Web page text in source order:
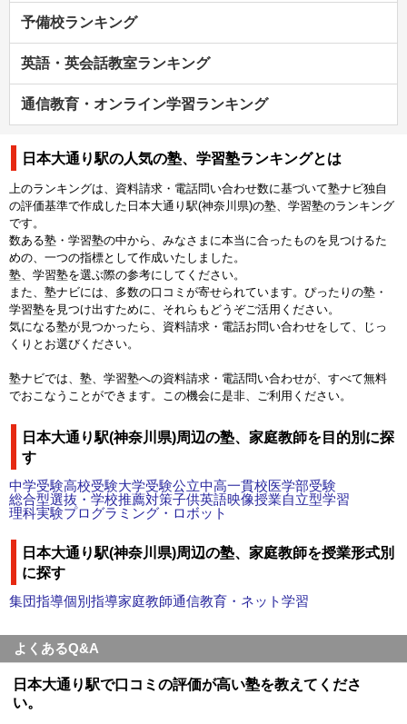
予備校ランキング
英語・英会話教室ランキング
通信教育・オンライン学習ランキング
日本大通り駅の人気の塾、学習塾ランキングとは
上のランキングは、資料請求・電話問い合わせ数に基づいて塾ナビ独自
の評価基準で作成した日本大通り駅(神奈川県)の塾、学習塾のランキング
です。
数ある塾・学習塾の中から、みなさまに本当に合ったものを見つけるた
めの、一つの指標として作成いたしました。
塾、学習塾を選ぶ際の参考にしてください。
また、塾ナビには、多数の口コミが寄せられています。ぴったりの塾・
学習塾を見つけ出すために、それらもどうぞご活用ください。
気になる塾が見つかったら、資料請求・電話お問い合わせをして、じっ
くりとお選びください。
塾ナビでは、塾、学習塾への資料請求・電話問い合わせが、すべて無料
でおこなうことができます。この機会に是非、ご利用ください。
日本大通り駅(神奈川県)周辺の塾、家庭教師を目的別に探
す
中学受験高校受験大学受験公立中高一貫校医学部受験
総合型選抜・学校推薦対策子供英語映像授業自立型学習
理科実験プログラミング・ロボット
日本大通り駅(神奈川県)周辺の塾、家庭教師を授業形式別
に探す
集団指導個別指導家庭教師通信教育・ネット学習
よくあるQ&A
日本大通り駅で口コミの評価が高い塾を教えてくださ
い。